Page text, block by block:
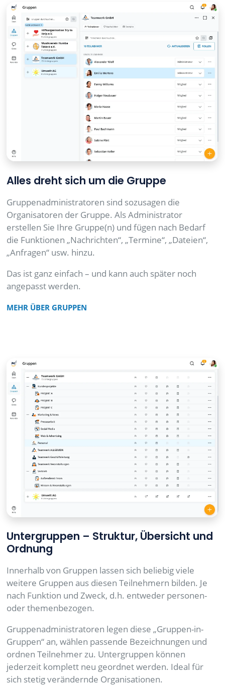
Alles dreht sich um die Gruppe
Gruppenadministratoren sind sozusagen die
Organisatoren der Gruppe. Als Administrator
erstellen Sie Ihre Gruppe(n) und fügen nach Bedarf
die Funktionen „Nachrichten“, „Termine“, „Dateien“,
„Anfragen“ usw. hinzu.
Das ist ganz einfach – und kann auch später noch
angepasst werden.
MEHR ÜBER GRUPPEN
Untergruppen – Struktur, Übersicht und
Ordnung
Innerhalb von Gruppen lassen sich beliebig viele
weitere Gruppen aus diesen Teilnehmern bilden. Je
nach Funktion und Zweck, d.h. entweder personen-
oder themenbezogen.
Gruppenadministratoren legen diese „Gruppen-in-
Gruppen“ an, wählen passende Bezeichnungen und
ordnen Teilnehmer zu. Untergruppen können
jederzeit komplett neu geordnet werden. Ideal für
sich stetig verändernde Organisationen.